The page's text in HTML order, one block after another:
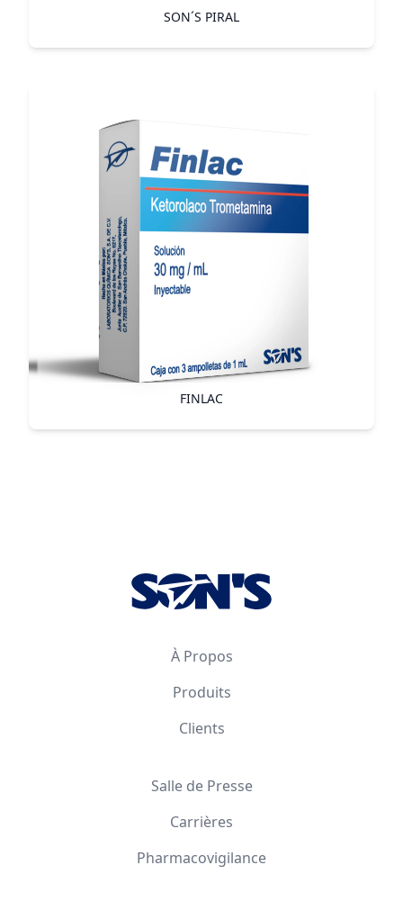
SON´S PIRAL
FINLAC
À Propos
Produits
Clients
Salle de Presse
Carrières
Pharmacovigilance